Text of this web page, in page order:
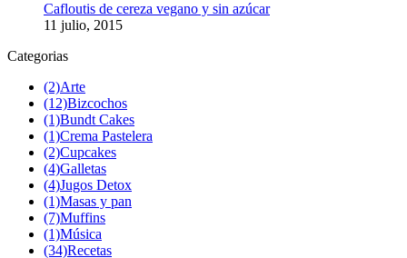
Cafloutis de cereza vegano y sin azúcar
11 julio, 2015
Categorias
(2)Arte
(12)Bizcochos
(1)Bundt Cakes
(1)Crema Pastelera
(2)Cupcakes
(4)Galletas
(4)Jugos Detox
(1)Masas y pan
(7)Muffins
(1)Música
(34)Recetas